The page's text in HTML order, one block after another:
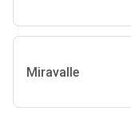
Miravalle